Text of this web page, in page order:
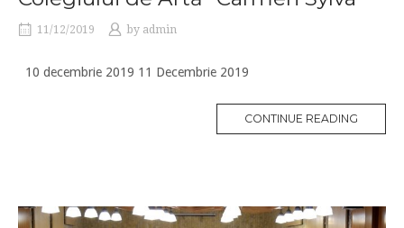
11/12/2019 by admin
10 decembrie 2019 11 Decembrie 2019
CONTINUE READING